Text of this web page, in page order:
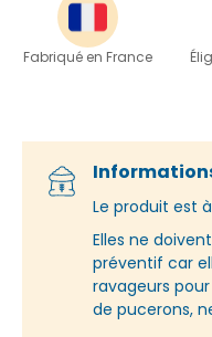
Fabriqué en France
Le produit est
Elles ne
préventif car
ravageurs
de pucerons,